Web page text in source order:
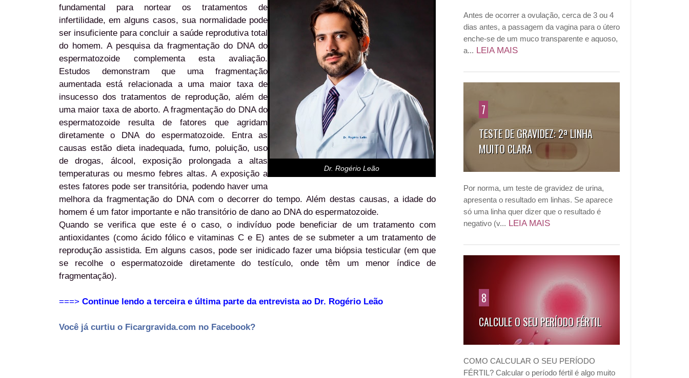
Dr. Rogério Leão
fundamental para nortear os tratamentos de
infertilidade, em alguns casos, sua normalidade pode
ser insuficiente para concluir a saúde reprodutiva total
do homem. A pesquisa da fragmentação do DNA do
espermatozoide complementa esta avaliação.
Estudos demonstram que uma fragmentação
aumentada está relacionada a uma maior taxa de
insucesso dos tratamentos de reprodução, além de
uma maior taxa de aborto. A fragmentação do DNA do
espermatozoide resulta de fatores que agridam
diretamente o DNA do espermatozoide. Entra as
causas estão dieta inadequada, fumo, poluição, uso
de drogas, álcool, exposição prolongada a altas
temperaturas ou mesmo febres altas. A exposição a
estes fatores pode ser transitória, podendo haver uma
melhora da fragmentação do DNA com o decorrer do tempo. Além destas causas, a idade do
homem é um fator importante e não transitório de dano ao DNA do espermatozoide.
Quando se verifica que este é o caso, o indivíduo pode beneficiar de um tratamento com
antioxidantes (como ácido fólico e vitaminas C e E) antes de se submeter a um tratamento de
reprodução assistida. Em alguns casos, pode ser inidicado fazer uma biópsia testicular (em que
se recolhe o espermatozoide diretamente do testículo, onde têm um menor índice de
fragmentação).
===> Continue lendo a terceira e última parte da entrevista ao Dr. Rogério Leão
Você já curtiu o Ficargravida.com no Facebook?
Antes de ocorrer a ovulação, cerca de 3 ou 4
dias antes, a passagem da vagina para o útero
enche-se de um muco transparente e aquoso,
a... LEIA MAIS
7
TESTE DE GRAVIDEZ: 2ª LINHA
MUITO CLARA
Por norma, um teste de gravidez de urina,
apresenta o resultado em linhas. Se aparece
só uma linha quer dizer que o resultado é
negativo (v... LEIA MAIS
8
CALCULE O SEU PERÍODO FÉRTIL
COMO CALCULAR O SEU PERÍODO
FÉRTIL? Calcular o período fértil é algo muito